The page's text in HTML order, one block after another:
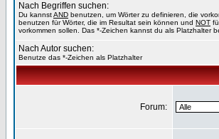
Nach Begriffen suchen:
Du kannstAND benutzen, um Wörter zu definieren, die
benutzen für Wörter, die im Resultat sein können und NOT
vorkommen sollen. Das *-Zeichen kannst du als Platzhalter
Nach Autor suchen:
Benutze das *-Zeichen als Platzhalter
Forum: